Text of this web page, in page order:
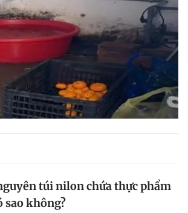
túi nilon chứa thực phẩm
sao không?